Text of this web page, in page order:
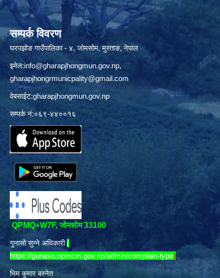
सम्पर्क विवरण
घरपझोङ गाउँपालिका - ४, जोमसोम, मुस्ताङ, नेपाल
इमेल:info@gharapjhongmun.gov.np,
gharapjhongrmunicpality@gmail.com
वेबसाईट:gharapjhongmun.gov.np
सम्पर्क नं:०६९-४४००१६
QPMQ+W7F, जोमसोम 33100
गुनासो सुन्ने अधिकारी (
https://gunaso.opmcm.gov.np/admin/complain-type)
भिम कुमार बस्नेत